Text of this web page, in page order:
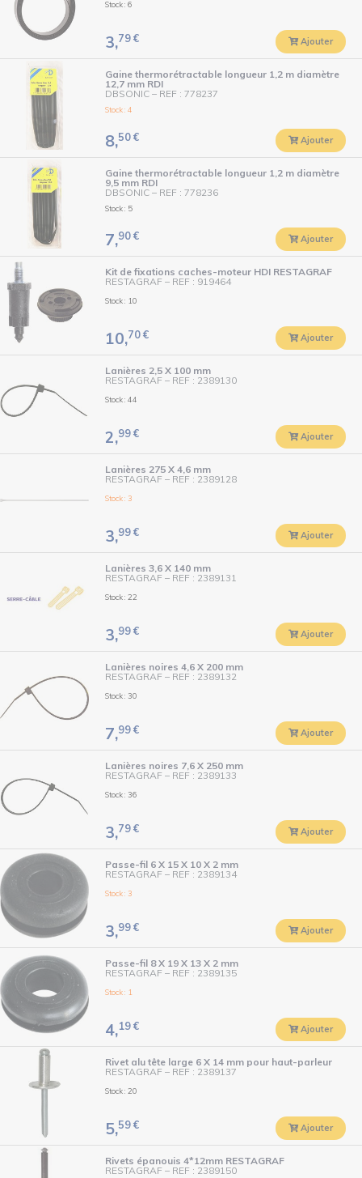
Stock : 6
3,79€ Ajouter
Gaine thermorétractable longueur 1,2 m diamètre
12,7 mm RDI
DBSONIC – REF : 778237
Stock : 4
8,50€ Ajouter
Gaine thermorétractable longueur 1,2 m diamètre
9,5 mm RDI
DBSONIC – REF : 778236
Stock : 5
7,90€ Ajouter
Kit de fixations caches-moteur HDI RESTAGRAF
RESTAGRAF – REF : 919464
Stock : 10
10,70€ Ajouter
Lanières 2,5 X 100 mm
RESTAGRAF – REF : 2389130
Stock : 44
2,99€ Ajouter
Lanières 275 X 4,6 mm
RESTAGRAF – REF : 2389128
Stock : 3
3,99€ Ajouter
Lanières 3,6 X 140 mm
RESTAGRAF – REF : 2389131
Stock : 22
3,99€ Ajouter
Lanières noires 4,6 X 200 mm
RESTAGRAF – REF : 2389132
Stock : 30
7,99€ Ajouter
Lanières noires 7,6 X 250 mm
RESTAGRAF – REF : 2389133
Stock : 36
3,79€ Ajouter
Passe-fil 6 X 15 X 10 X 2 mm
RESTAGRAF – REF : 2389134
Stock : 3
3,99€ Ajouter
Passe-fil 8 X 19 X 13 X 2 mm
RESTAGRAF – REF : 2389135
Stock : 1
4,19€ Ajouter
Rivet alu tête large 6 X 14 mm pour haut-parleur
RESTAGRAF – REF : 2389137
Stock : 20
5,59€ Ajouter
Rivets épanouis 4*12mm RESTAGRAF
RESTAGRAF – REF : 2389150